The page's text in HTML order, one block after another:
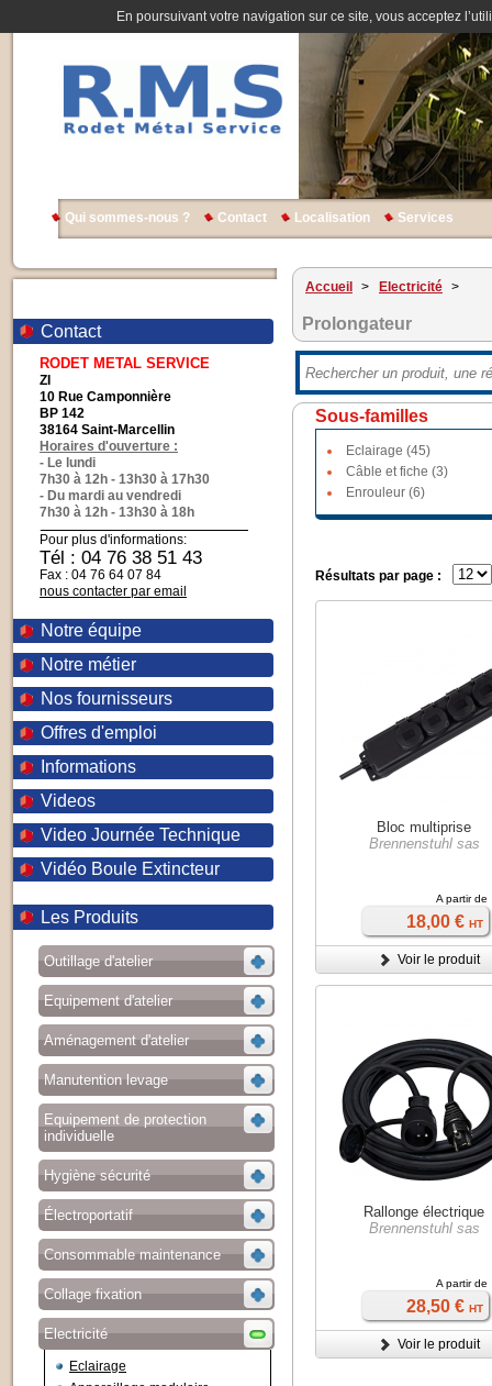
En poursuivant votre navigation sur ce site, vous acceptez
Qui sommes-nous ? Contact Localisation Services
Contact
RODET METAL SERVICE
ZI
10 Rue Camponnière
BP 142
38164 Saint-Marcellin
Horaires d'ouverture :
- Le lundi
7h30 à 12h - 13h30 à 17h30
- Du mardi au vendredi
7h30 à 12h - 13h30 à 18h
Pour plus d'informations:
Tél : 04 76 38 51 43
Fax : 04 76 64 07 84
nous contacter par email
Notre équipe
Notre métier
Nos fournisseurs
Offres d'emploi
Informations
Videos
Video Journée Technique
Vidéo Boule Extincteur
Les Produits
Outillage d'atelier
Equipement d'atelier
Aménagement d'atelier
Manutention levage
Equipement de protection
individuelle
Hygiène sécurité
Électroportatif
Consommable maintenance
Collage fixation
Electricité
Eclairage
Accueil > Electricité >
Prolongateur
Sous-familles
Eclairage (45)
Câble et fiche (3)
Enrouleur (6)
Résultats par page :
Bloc multiprise
Brennenstuhl sas
A partir de
18,00 € HT
Voir le produit
Rallonge électrique
Brennenstuhl sas
A partir de
28,50 € HT
Voir le produit